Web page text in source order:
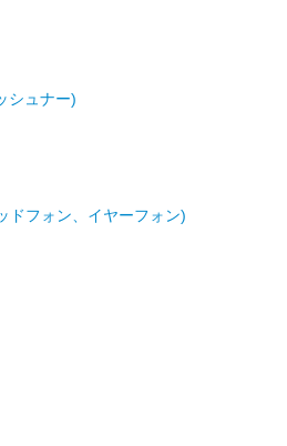
シュナー)
ドフォン、イヤーフォン)